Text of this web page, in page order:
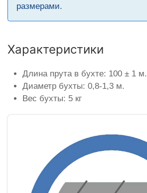
размерами.
Характеристики
Длина прута в бухте: 100 ± 1 м.
Диаметр бухты: 0,8-1,3 м.
Вес бухты: 5 кг